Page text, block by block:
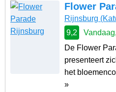
Flower
Rijnsburg
9,2
De Flower
presenteert
het
»